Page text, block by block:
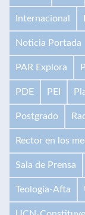
Internacional
Noticia Portada
PAR Explora
PDE PEI
Postgrado
Rector en los
Sala de Prensa
Teología-Afta